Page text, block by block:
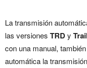
La transmisión
las versiones TRDy
con una manual,
automática la